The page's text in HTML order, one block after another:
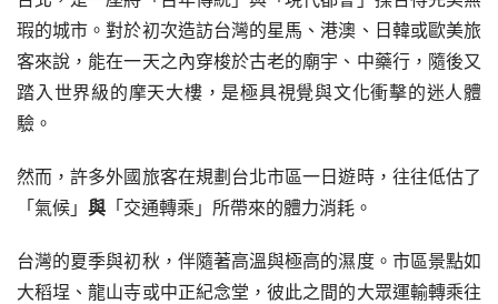
瑕的城市。對於初次造訪台灣的星馬、港澳、日韓或歐美旅
客來說，能在一天之內穿梭於古老的廟宇、中藥行，隨後又
踏入世界級的摩天大樓，是極具視覺與文化衝擊的迷人體
驗。
然而，許多外國旅客在規劃台北市區一日遊時，往往低估了
「氣候」 與 「交通轉乘」所帶來的體力消耗。
台灣的夏季與初秋，伴隨著高溫與極高的濕度。市區景點如
大稻埕、龍山寺或中正紀念堂，彼此之間的大眾運輸轉乘往